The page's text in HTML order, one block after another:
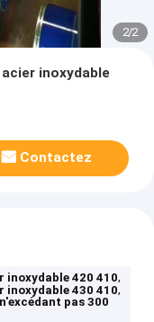
2/2
inoxydable
Contactez
inoxydable 420 410,
inoxydable 430 410,
pas 300